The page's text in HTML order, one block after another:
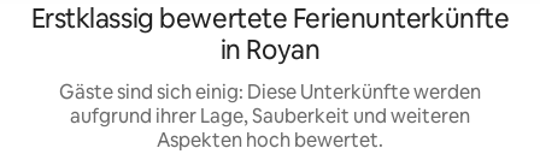
Erstklassig bewertete Ferienunterkünfte
in Royan
Gäste sind sich einig: Diese Unterkünfte werden
aufgrund ihrer Lage, Sauberkeit und weiteren
Aspekten hoch bewertet.